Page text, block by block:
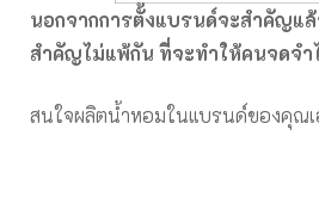
นอกจากการตั้งแบรนด์จะสำคัญแ
สำคัญไม่แพ้กัน ที่จะทำให้คนจดจำ
สนใจผลิตน้ำหอมในแบรนด์ของคุณเ